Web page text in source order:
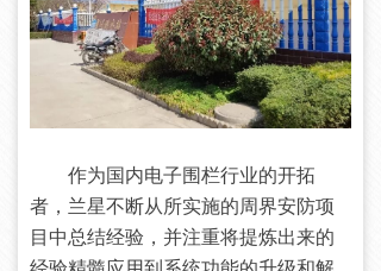
作为国内电子围栏行业的开拓
者，兰星不断从所实施的周界安防项
目中总结经验，并注重将提炼出来的